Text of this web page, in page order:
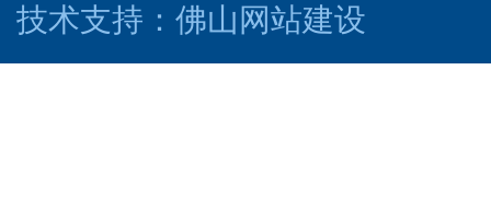
技术支持： 佛山网站建设